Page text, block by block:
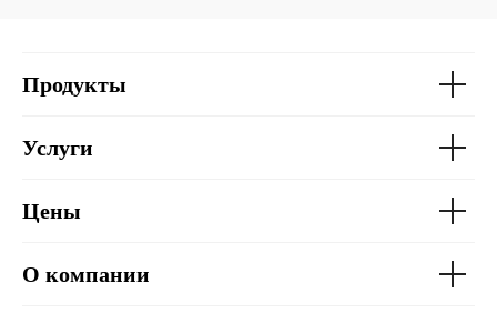
Продукты
Услуги
Цены
О компании